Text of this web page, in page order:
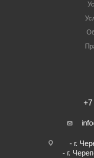
+7
- г.
- г.